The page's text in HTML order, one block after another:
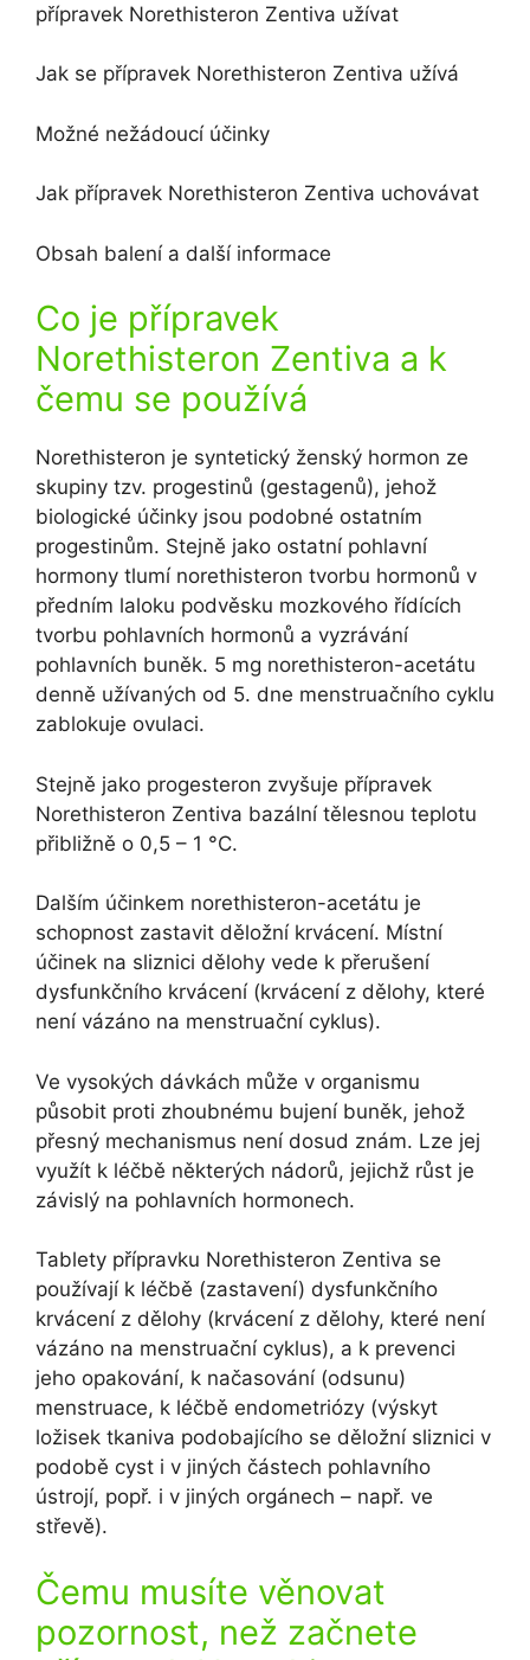
přípravek Norethisteron Zentiva užívat
Jak se přípravek Norethisteron Zentiva užívá
Možné nežádoucí účinky
Jak přípravek Norethisteron Zentiva uchovávat
Obsah balení a další informace
Co je přípravek
Norethisteron Zentiva a k
čemu se používá
Norethisteron je syntetický ženský hormon ze
skupiny tzv. progestinů (gestagenů), jehož
biologické účinky jsou podobné ostatním
progestinům. Stejně jako ostatní pohlavní
hormony tlumí norethisteron tvorbu hormonů v
předním laloku podvěsku mozkového řídících
tvorbu pohlavních hormonů a vyzrávání
pohlavních buněk. 5 mg norethisteron-acetátu
denně užívaných od 5. dne menstruačního cyklu
zablokuje ovulaci.
Stejně jako progesteron zvyšuje přípravek
Norethisteron Zentiva bazální tělesnou teplotu
přibližně o 0,5 – 1 °C.
Dalším účinkem norethisteron-acetátu je
schopnost zastavit děložní krvácení. Místní
účinek na sliznici dělohy vede k přerušení
dysfunkčního krvácení (krvácení z dělohy, které
není vázáno na menstruační cyklus).
Ve vysokých dávkách může v organismu
působit proti zhoubnému bujení buněk, jehož
přesný mechanismus není dosud znám. Lze jej
využít k léčbě některých nádorů, jejichž růst je
závislý na pohlavních hormonech.
Tablety přípravku Norethisteron Zentiva se
používají k léčbě (zastavení) dysfunkčního
krvácení z dělohy (krvácení z dělohy, které není
vázáno na menstruační cyklus), a k prevenci
jeho opakování, k načasování (odsunu)
menstruace, k léčbě endometriózy (výskyt
ložisek tkaniva podobajícího se děložní sliznici v
podobě cyst i v jiných částech pohlavního
ústrojí, popř. i v jiných orgánech – např. ve
střevě).
Čemu musíte věnovat
pozornost, než začnete